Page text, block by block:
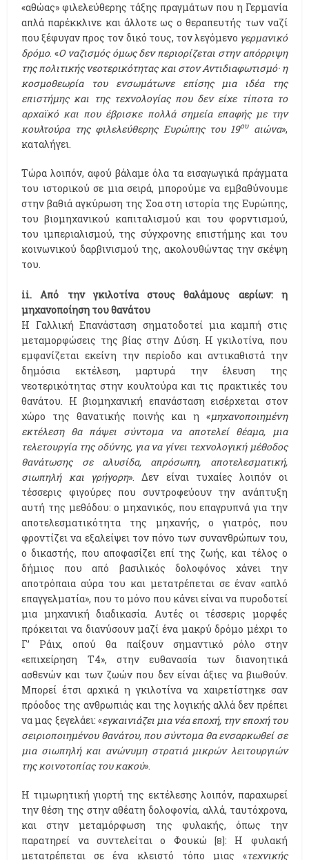
«αθώας» φιλελεύθερης τάξης πραγμάτων που η Γερμανία
απλά παρέκκλινε και άλλοτε ως ο θεραπευτής των ναζί
που ξέφυγαν προς τον δικό τους, τον λεγόμενο γερμανικό
δρόμο. «Ο ναζισμός όμως δεν περιορίζεται στην απόρριψη
της πολιτικής νεοτερικότητας και στον Αντιδιαφωτισμό· η
κοσμοθεωρία του ενσωμάτωνε επίσης μια ιδέα της
επιστήμης και της τεχνολογίας που δεν είχε τίποτα το
αρχαϊκό και που έβρισκε πολλά σημεία επαφής με την
κουλτούρα της φιλελεύθερης Ευρώπης του 19ουαιώνα»,
καταλήγει.
Τώρα λοιπόν, αφού βάλαμε όλα τα εισαγωγικά πράγματα
του ιστορικού σε μια σειρά, μπορούμε να εμβαθύνουμε
στην βαθιά αγκύρωση της Σοα στη ιστορία της Ευρώπης,
του βιομηχανικού καπιταλισμού και του φορντισμού,
του ιμπεριαλισμού, της σύγχρονης επιστήμης και του
κοινωνικού δαρβινισμού της, ακολουθώντας την σκέψη
του.
ii. Από την γκιλοτίνα στους θαλάμους αερίων: η
μηχανοποίηση του θανάτου
H Γαλλική Επανάσταση σηματοδοτεί μια καμπή στις
μεταμορφώσεις της βίας στην Δύση. Η γκιλοτίνα, που
εμφανίζεται εκείνη την περίοδο και αντικαθιστά την
δημόσια εκτέλεση, μαρτυρά την έλευση της
νεοτερικότητας στην κουλτούρα και τις πρακτικές του
θανάτου. Η βιομηχανική επανάσταση εισέρχεται στον
χώρο της θανατικής ποινής και η «μηχανοποιημένη
εκτέλεση θα πάψει σύντομα να αποτελεί θέαμα, μια
τελετουργία της οδύνης, για να γίνει τεχνολογική μέθοδος
θανάτωσης σε αλυσίδα, απρόσωπη, αποτελεσματική,
σιωπηλή και γρήγορη». Δεν είναι τυχαίες λοιπόν οι
τέσσερις φιγούρες που συντροφεύουν την ανάπτυξη
αυτή της μεθόδου: ο μηχανικός, που επαγρυπνά για την
αποτελεσματικότητα της μηχανής, ο γιατρός, που
φροντίζει να εξαλείψει τον πόνο των συνανθρώπων του,
ο δικαστής, που αποφασίζει επί της ζωής, και τέλος ο
δήμιος που από βασιλικός δολοφόνος χάνει την
αποτρόπαια αύρα του και μετατρέπεται σε έναν «απλό
επαγγελματία», που το μόνο που κάνει είναι να πυροδοτεί
μια μηχανική διαδικασία. Αυτές οι τέσσερις μορφές
πρόκειται να διανύσουν μαζί ένα μακρύ δρόμο μέχρι το
Γ’ Ράιχ, οπού θα παίξουν σημαντικό ρόλο στην
«επιχείρηση Τ4», στην ευθανασία των διανοητικά
ασθενών και των ζωών που δεν είναι άξιες να βιωθούν.
Μπορεί έτσι αρχικά η γκιλοτίνα να χαιρετίστηκε σαν
πρόοδος της ανθρωπιάς και της λογικής αλλά δεν πρέπει
να μας ξεγελάει: «εγκαινιάζει μια νέα εποχή, την εποχή του
σειριοποιημένου θανάτου, που σύντομα θα ενσαρκωθεί σε
μια σιωπηλή και ανώνυμη στρατιά μικρών λειτουργιών
της κοινοτοπίας του κακού».
Η τιμωρητική γιορτή της εκτέλεσης λοιπόν, παραχωρεί
την θέση της στην αθέατη δολοφονία, αλλά, ταυτόχρονα,
και στην μεταμόρφωση της φυλακής, όπως την
παρατηρεί να συντελείται ο Φουκώ [8]: Η φυλακή
μετατρέπεται σε ένα κλειστό τόπο μιας «τεχνικής